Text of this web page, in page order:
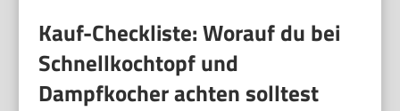
Kauf-Checkliste: Worauf du bei
Schnellkochtopf und
Dampfkocher achten solltest